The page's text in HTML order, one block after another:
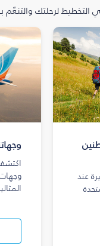
لرحلتك والتنعّم
عند